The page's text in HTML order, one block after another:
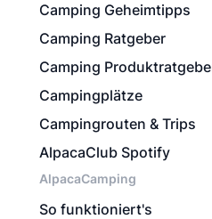
Camping Geheimtipps
Camping Ratgeber
Camping
Campingplätze
Campingrouten & Trips
AlpacaClub Spotify
AlpacaCamping
So funktioniert's